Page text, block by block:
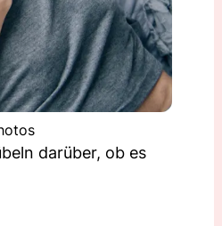
darüber, ob es